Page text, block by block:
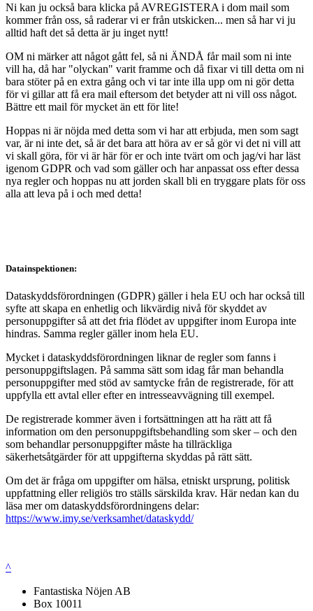
Ni kan ju också bara klicka på AVREGISTERA i dom mail som
kommer från oss, så raderar vi er från utskicken... men så har vi ju
alltid haft det så detta är ju inget nytt!
OM ni märker att något gått fel, så ni ÄNDÅ får mail som ni inte
vill ha, då har "olyckan" varit framme och då fixar vi till detta om ni
bara stöter på en extra gång och vi tar inte illa upp om ni gör detta
för vi gillar att få era mail eftersom det betyder att ni vill oss något.
Bättre ett mail för mycket än ett för lite!
Hoppas ni är nöjda med detta som vi har att erbjuda, men som sagt
var, är ni inte det, så är det bara att höra av er så gör vi det ni vill att
vi skall göra, för vi är här för er och inte tvärt om och jag/vi har läst
igenom GDPR och vad som gäller och har anpassat oss efter dessa
nya regler och hoppas nu att jorden skall bli en tryggare plats för oss
alla att leva på i och med detta!
Datainspektionen:
Dataskyddsförordningen (GDPR) gäller i hela EU och har också till
syfte att skapa en enhetlig och likvärdig nivå för skyddet av
personuppgifter så att det fria flödet av uppgifter inom Europa inte
hindras. Samma regler gäller inom hela EU.
Mycket i dataskyddsförordningen liknar de regler som fanns i
personuppgiftslagen. På samma sätt som idag får man behandla
personuppgifter med stöd av samtycke från de registrerade, för att
uppfylla ett avtal eller efter en intresseavvägning till exempel.
De registrerade kommer även i fortsättningen att ha rätt att få
information om den personuppgiftsbehandling som sker – och den
som behandlar personuppgifter måste ha tillräckliga
säkerhetsåtgärder för att uppgifterna skyddas på rätt sätt.
Om det är fråga om uppgifter om hälsa, etniskt ursprung, politisk
uppfattning eller religiös tro ställs särskilda krav. Här nedan kan du
läsa mer om dataskyddsförordningens delar:
https://www.imy.se/verksamhet/dataskydd/
^
Fantastiska Nöjen AB
Box 10011